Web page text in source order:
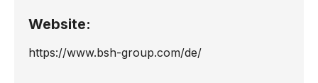
Website:
https://www.bsh-group.com/de/